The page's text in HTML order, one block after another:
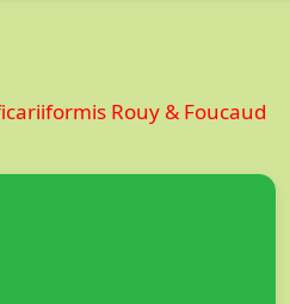
Rouy & Foucaud